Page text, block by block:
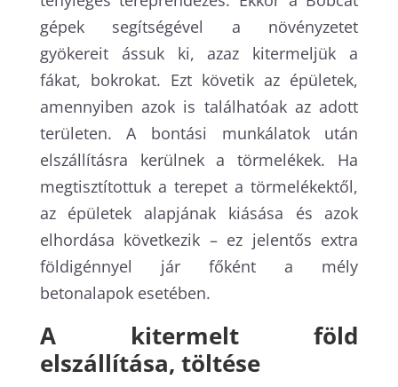
gépek segítségével a növényzetet
gyökereit ássuk ki, azaz kitermeljük a
fákat, bokrokat. Ezt követik az épületek,
amennyiben azok is találhatóak az adott
területen. A bontási munkálatok után
elszállításra kerülnek a törmelékek. Ha
megtisztítottuk a terepet a törmelékektől,
az épületek alapjának kiásása és azok
elhordása következik – ez jelentős extra
földigénnyel jár főként a mély
betonalapok esetében.
A kitermelt föld
elszállítása, töltése